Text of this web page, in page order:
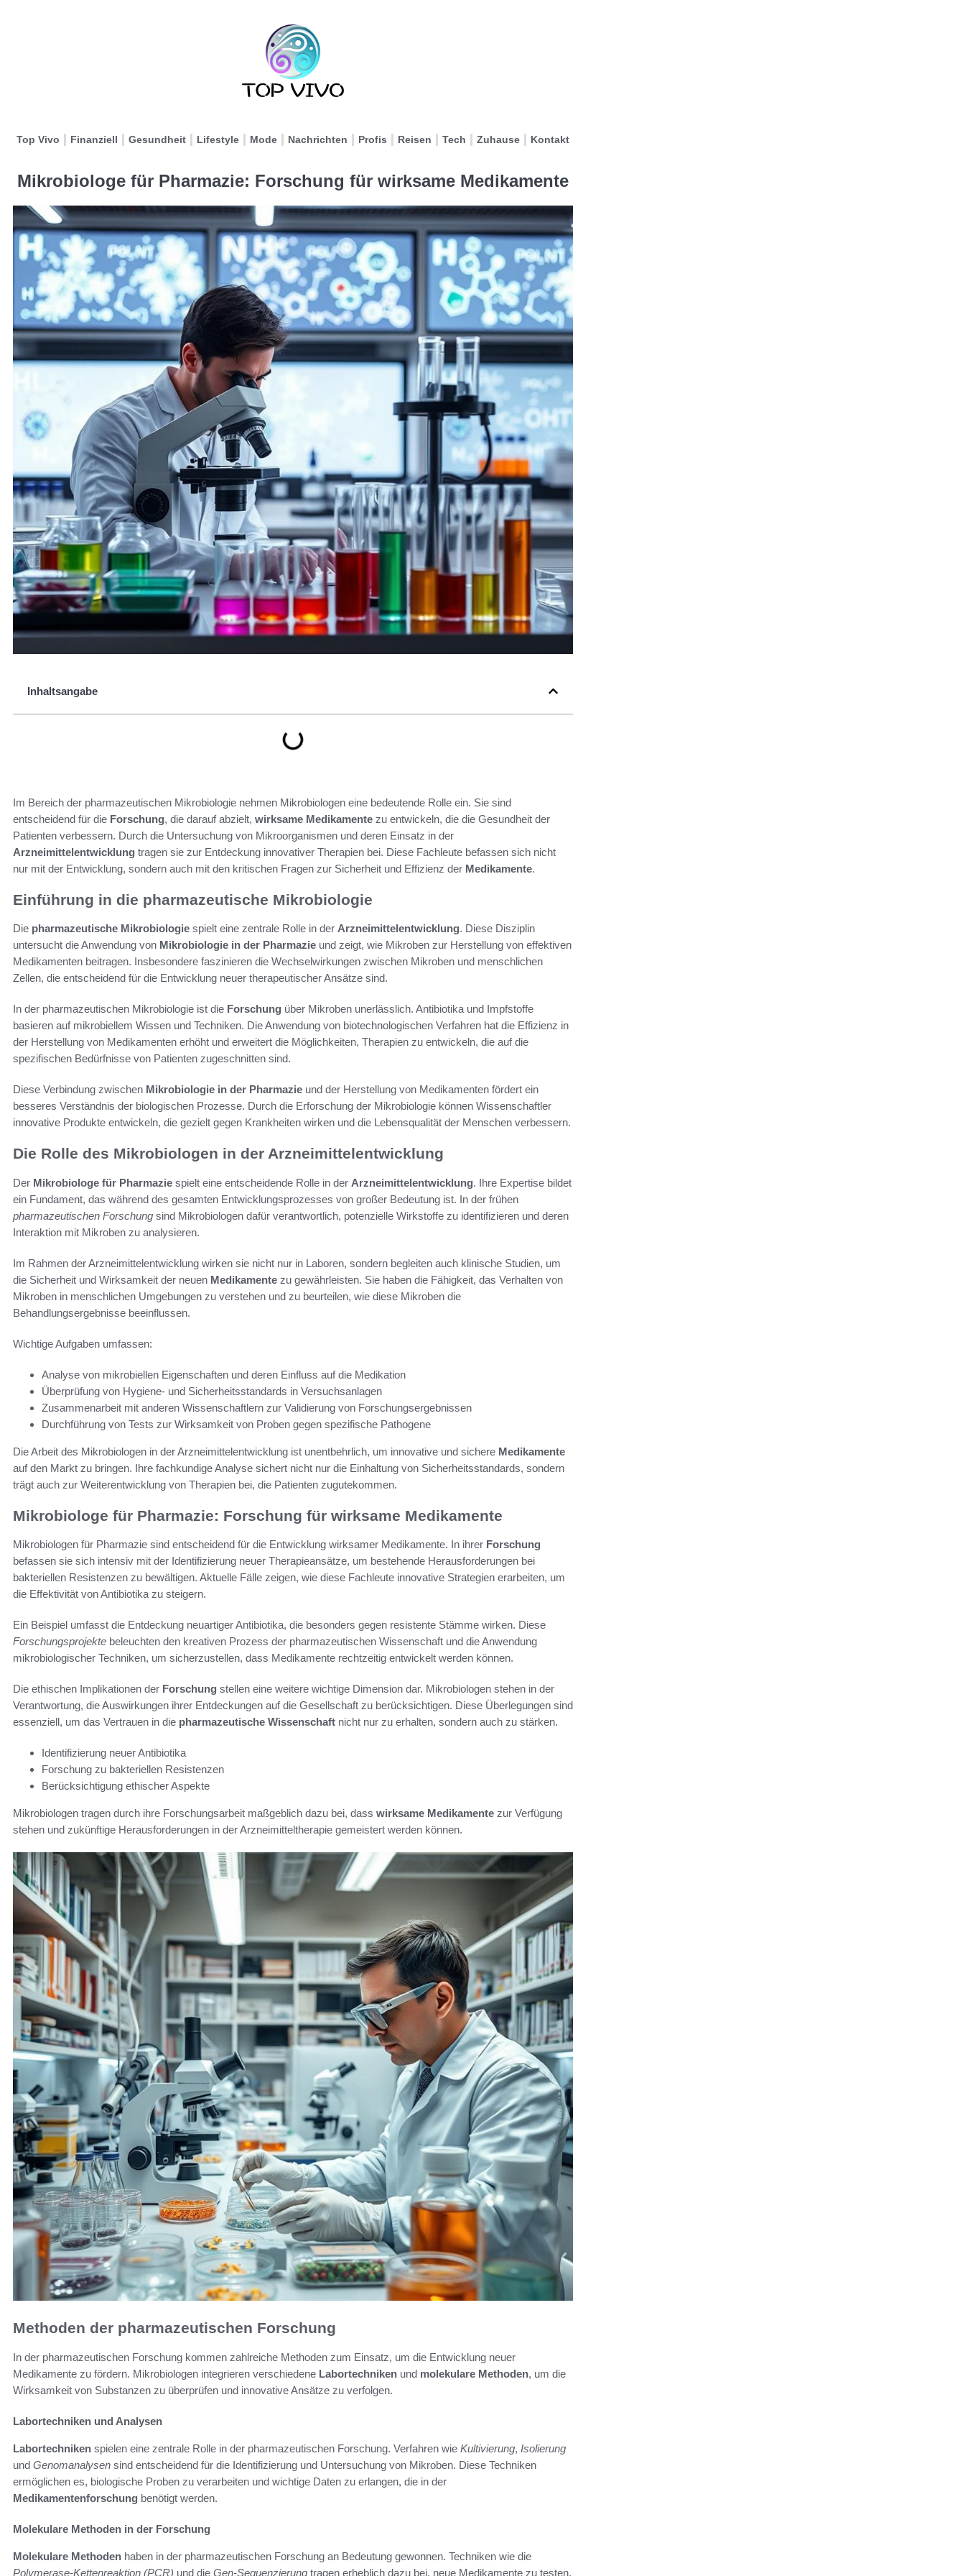
Top Vivo Finanziell Gesundheit Lifestyle Mode Nachrichten Profis Reisen Tech Zuhause Kontakt
Mikrobiologe für Pharmazie: Forschung für wirksame Medikamente
Inhaltsangabe
Im Bereich der pharmazeutischen Mikrobiologie nehmen Mikrobiologen eine bedeutende Rolle ein. Sie sind
entscheidend für die Forschung, die darauf abzielt, wirksame Medikamente zu entwickeln, die die Gesundheit der
Patienten verbessern. Durch die Untersuchung von Mikroorganismen und deren Einsatz in der
Arzneimittelentwicklung tragen sie zur Entdeckung innovativer Therapien bei. Diese Fachleute befassen sich nicht
nur mit der Entwicklung, sondern auch mit den kritischen Fragen zur Sicherheit und Effizienz der Medikamente.
Einführung in die pharmazeutische Mikrobiologie
Die pharmazeutische Mikrobiologie spielt eine zentrale Rolle in der Arzneimittelentwicklung. Diese Disziplin
untersucht die Anwendung von Mikrobiologie in der Pharmazie und zeigt, wie Mikroben zur Herstellung von effektiven
Medikamenten beitragen. Insbesondere faszinieren die Wechselwirkungen zwischen Mikroben und menschlichen
Zellen, die entscheidend für die Entwicklung neuer therapeutischer Ansätze sind.
In der pharmazeutischen Mikrobiologie ist die Forschung über Mikroben unerlässlich. Antibiotika und Impfstoffe
basieren auf mikrobiellem Wissen und Techniken. Die Anwendung von biotechnologischen Verfahren hat die Effizienz in
der Herstellung von Medikamenten erhöht und erweitert die Möglichkeiten, Therapien zu entwickeln, die auf die
spezifischen Bedürfnisse von Patienten zugeschnitten sind.
Diese Verbindung zwischen Mikrobiologie in der Pharmazie und der Herstellung von Medikamenten fördert ein
besseres Verständnis der biologischen Prozesse. Durch die Erforschung der Mikrobiologie können Wissenschaftler
innovative Produkte entwickeln, die gezielt gegen Krankheiten wirken und die Lebensqualität der Menschen verbessern.
Die Rolle des Mikrobiologen in der Arzneimittelentwicklung
Der Mikrobiologe für Pharmazie spielt eine entscheidende Rolle in der Arzneimittelentwicklung. Ihre Expertise bildet
ein Fundament, das während des gesamten Entwicklungsprozesses von großer Bedeutung ist. In der frühen
pharmazeutischen Forschung sind Mikrobiologen dafür verantwortlich, potenzielle Wirkstoffe zu identifizieren und deren
Interaktion mit Mikroben zu analysieren.
Im Rahmen der Arzneimittelentwicklung wirken sie nicht nur in Laboren, sondern begleiten auch klinische Studien, um
die Sicherheit und Wirksamkeit der neuen Medikamente zu gewährleisten. Sie haben die Fähigkeit, das Verhalten von
Mikroben in menschlichen Umgebungen zu verstehen und zu beurteilen, wie diese Mikroben die
Behandlungsergebnisse beeinflussen.
Wichtige Aufgaben umfassen:
Analyse von mikrobiellen Eigenschaften und deren Einfluss auf die Medikation
Überprüfung von Hygiene- und Sicherheitsstandards in Versuchsanlagen
Zusammenarbeit mit anderen Wissenschaftlern zur Validierung von Forschungsergebnissen
Durchführung von Tests zur Wirksamkeit von Proben gegen spezifische Pathogene
Die Arbeit des Mikrobiologen in der Arzneimittelentwicklung ist unentbehrlich, um innovative und sichere Medikamente
auf den Markt zu bringen. Ihre fachkundige Analyse sichert nicht nur die Einhaltung von Sicherheitsstandards, sondern
trägt auch zur Weiterentwicklung von Therapien bei, die Patienten zugutekommen.
Mikrobiologe für Pharmazie: Forschung für wirksame Medikamente
Mikrobiologen für Pharmazie sind entscheidend für die Entwicklung wirksamer Medikamente. In ihrer Forschung
befassen sie sich intensiv mit der Identifizierung neuer Therapieansätze, um bestehende Herausforderungen bei
bakteriellen Resistenzen zu bewältigen. Aktuelle Fälle zeigen, wie diese Fachleute innovative Strategien erarbeiten, um
die Effektivität von Antibiotika zu steigern.
Ein Beispiel umfasst die Entdeckung neuartiger Antibiotika, die besonders gegen resistente Stämme wirken. Diese
Forschungsprojekte beleuchten den kreativen Prozess der pharmazeutischen Wissenschaft und die Anwendung
mikrobiologischer Techniken, um sicherzustellen, dass Medikamente rechtzeitig entwickelt werden können.
Die ethischen Implikationen der Forschung stellen eine weitere wichtige Dimension dar. Mikrobiologen stehen in der
Verantwortung, die Auswirkungen ihrer Entdeckungen auf die Gesellschaft zu berücksichtigen. Diese Überlegungen sind
essenziell, um das Vertrauen in die pharmazeutische Wissenschaft nicht nur zu erhalten, sondern auch zu stärken.
Identifizierung neuer Antibiotika
Forschung zu bakteriellen Resistenzen
Berücksichtigung ethischer Aspekte
Mikrobiologen tragen durch ihre Forschungsarbeit maßgeblich dazu bei, dass wirksame Medikamente zur Verfügung
stehen und zukünftige Herausforderungen in der Arzneimitteltherapie gemeistert werden können.
Methoden der pharmazeutischen Forschung
In der pharmazeutischen Forschung kommen zahlreiche Methoden zum Einsatz, um die Entwicklung neuer
Medikamente zu fördern. Mikrobiologen integrieren verschiedene Labortechniken und molekulare Methoden, um die
Wirksamkeit von Substanzen zu überprüfen und innovative Ansätze zu verfolgen.
Labortechniken und Analysen
Labortechniken spielen eine zentrale Rolle in der pharmazeutischen Forschung. Verfahren wie Kultivierung, Isolierung
und Genomanalysen sind entscheidend für die Identifizierung und Untersuchung von Mikroben. Diese Techniken
ermöglichen es, biologische Proben zu verarbeiten und wichtige Daten zu erlangen, die in der
Medikamentenforschung benötigt werden.
Molekulare Methoden in der Forschung
Molekulare Methoden haben in der pharmazeutischen Forschung an Bedeutung gewonnen. Techniken wie die
Polymerase-Kettenreaktion (PCR) und die Gen-Sequenzierung tragen erheblich dazu bei, neue Medikamente zu testen.